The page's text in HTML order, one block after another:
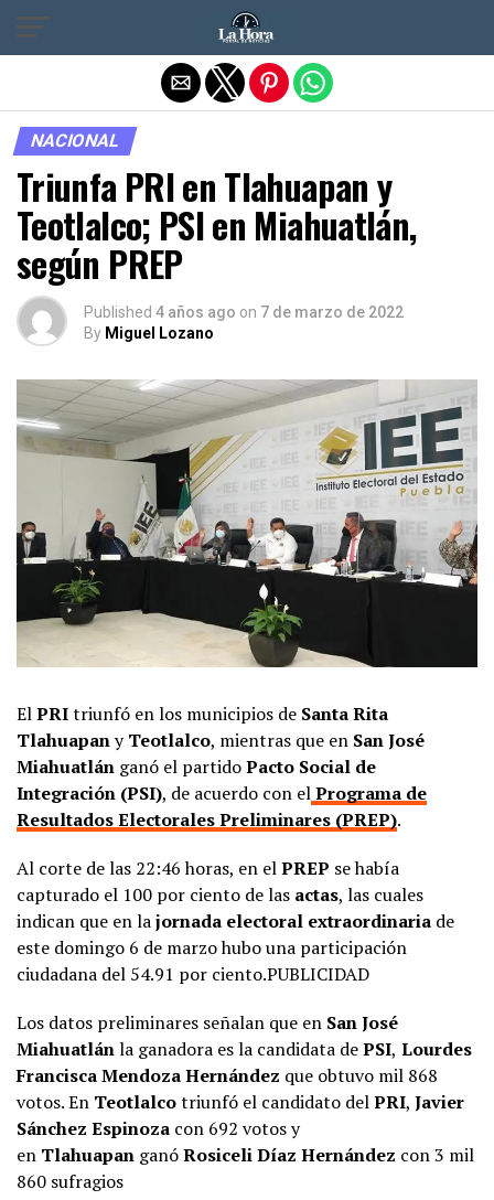
NACIONAL
Triunfa PRI en Tlahuapan y
Teotlalco; PSI en Miahuatlán,
según PREP
Published 4 años ago on 7 de marzo de 2022
By Miguel Lozano
ElPRItriunfó en los municipios de Santa Rita
TlahuapanyTeotlalco, mientras que en San José
Miahuatlán ganó el partidoPacto Social de
Integración (PSI), de acuerdo con elPrograma de
Resultados Electorales Preliminares (PREP).
Al corte de las 22:46 horas, en elPREP se había
capturado el 100 por ciento de las actas, las cuales
indican que en lajornada electoral extraordinaria de
este domingo 6 de marzo hubo una participación
ciudadana del 54.91 por ciento.PUBLICIDAD
Los datos preliminares señalan que en San José
Miahuatlánla ganadora es la candidata dePSI, Lourdes
Francisca Mendoza Hernández que obtuvo mil 868
votos. En Teotlalcotriunfó el candidato delPRI, Javier
Sánchez Espinoza con 692 votos y
en Tlahuapan ganóRosiceli Díaz Hernández con 3 mil
860 sufragios
Salir de la versión móvil